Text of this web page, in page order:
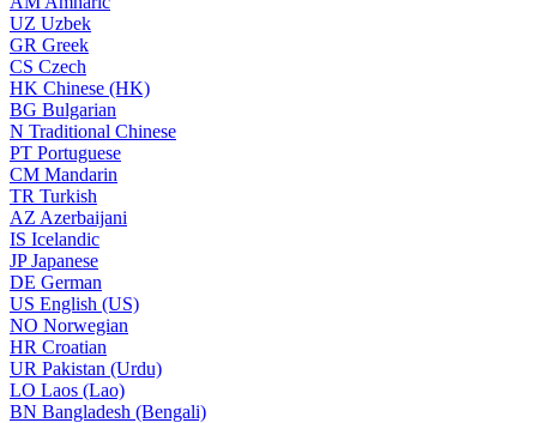
UZ Uzbek
GR Greek
CS Czech
HK Chinese (HK)
BG Bulgarian
N Traditional Chinese
PT Portuguese
CM Mandarin
TR Turkish
AZ Azerbaijani
IS Icelandic
JPJapanese
DE German
US English (US)
NO Norwegian
HR Croatian
UR Pakistan (Urdu)
LO Laos (Lao)
BN Bangladesh (Bengali)